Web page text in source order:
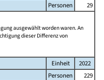
Personen
29
ausgewählt worden waren. An
dieser Differenz von
Einheit
2022
Personen
229